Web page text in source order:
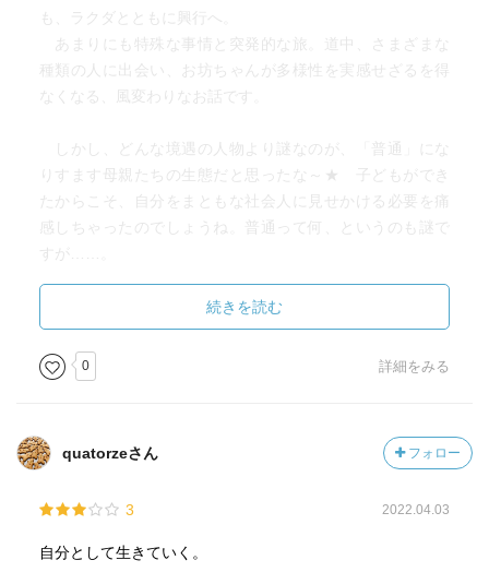
オクラホマ州のタルサでの経験が、一番印象に残る。
タルサには、ウッディのことが大好きな家族がいて、マッ
クスにもよくしてくれる。
高熱を出して寝込んでしまうが、ウッディを慕う家族のう
ち長男で14歳のマヌエーロがウッディの仕事を代わりに引
き受けてくれ、マックスは父親の看病をすることになる。
マックスはそこで、たくさんのことを学ぶ。
クダに乗せる代金に対して、売上金に端数があることを指
摘する。端数は、客とのトラブルを回避するために生じた
ものだったが、その指摘によって、マックスはマヌエーロ
を怒らせてしまう。
正直、マヌエーロを疑うつもりはなくとも、自分だったら
端数が出るのは疑問だから聞いてしまうかなと思う。
クスの態度とかもあるんだろうなぁ。
「ボー(マックスのこと)は年のわりにこどもぽいところがあ
も、ラクダとともに興行へ。
あまりにも特殊な事情と突発的な旅。道中、さまざまな
種類の人に出会い、お坊ちゃんが多様性を実感せざるを得
なくなる、風変わりなお話です。
しかし、どんな境遇の人物より謎なのが、「普通」にな
りすます母親たちの生態だと思ったな～★ 子どもができ
たからこそ、自分をまともな社会人に見せかける必要を痛
感しちゃったのでしょうね。普通って何、というのも謎で
すが……。
本書は誰のことも責めません。大人も子供も、その時そ
の場でキャラを演じるのさ✧ と認めてます。
人が「そうあるのが良い」と判断してふるまう分には、
そこに悪は存在しないのかもしれません。世界は嘘だら
とはいえ、大人の事情で毎回仮面をつけかえ、さもしく
なりがちな親の態度に、子供は混乱する。だから、著者は
サリンジャーの『ライ麦畑』は価値ある名著ですが、大
続きを読む
0 詳細をみる
quatorzeさん フォロー
3 2022.04.03
自分として生きていく。